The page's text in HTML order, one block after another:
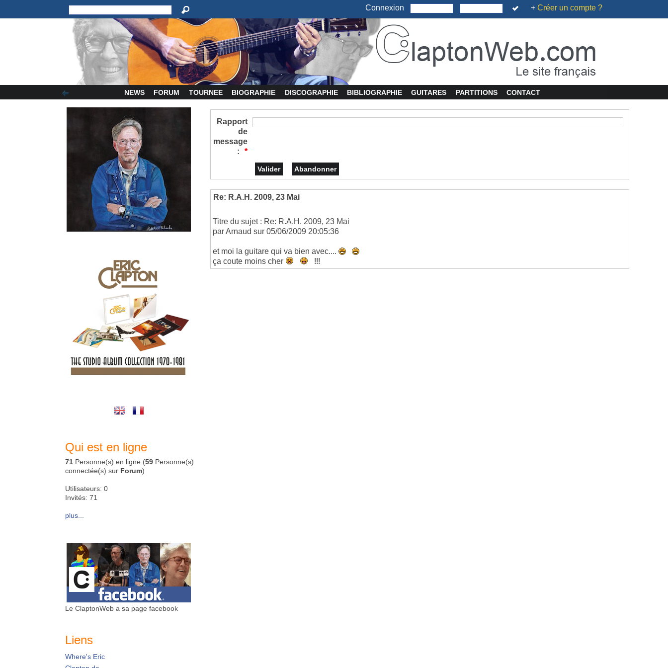
Connexion + Créer un compte ?
NEWS FORUM TOURNEE BIOGRAPHIE DISCOGRAPHIE BIBLIOGRAPHIE GUITARES PARTITIONS CONTACT
Qui est en ligne
71 Personne(s) en ligne (59 Personne(s)
connectée(s) sur Forum)
Utilisateurs: 0
Invités: 71
plus...
Le ClaptonWeb a sa page facebook
Liens
Where's Eric
Rapport
de
message
:
*
Re: R.A.H. 2009, 23 Mai
Titre du sujet : Re: R.A.H. 2009, 23 Mai
par Arnaud sur 05/06/2009 20:05:36
et moi la guitare qui va bien avec....
ça coute moins cher
!!!